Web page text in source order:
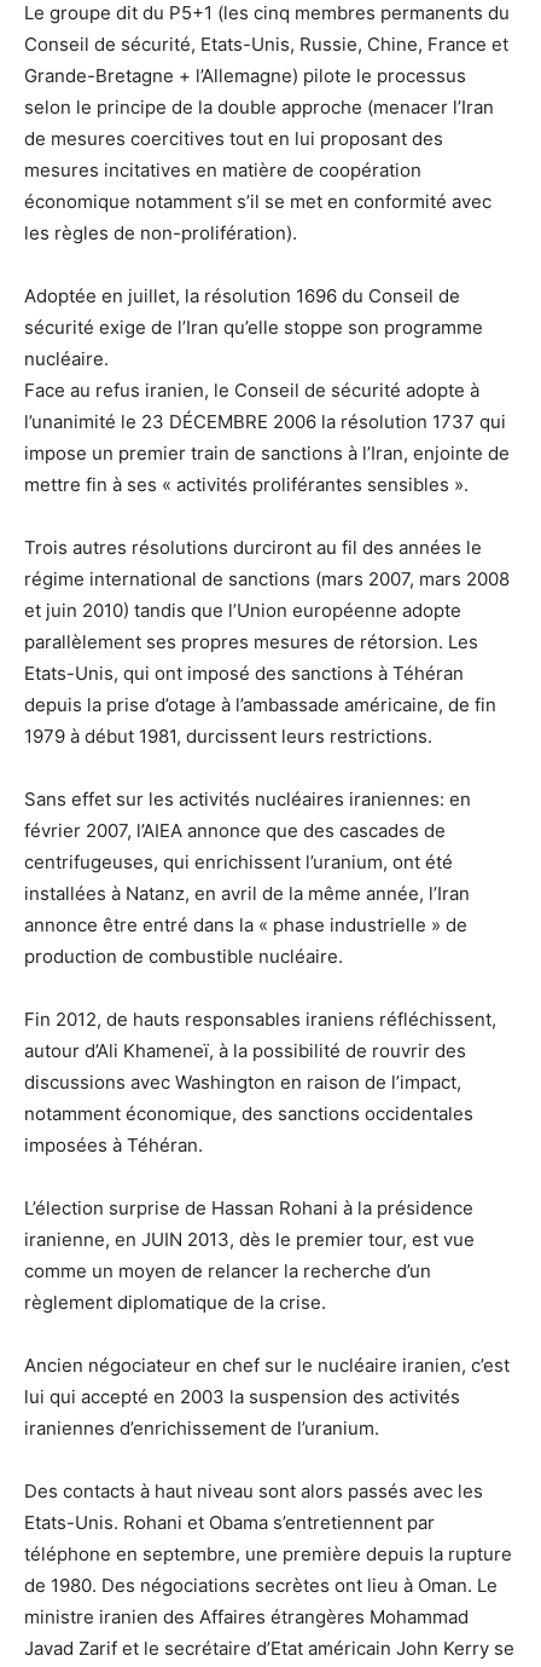
Le groupe dit du P5+1 (les cinq membres permanents du
Conseil de sécurité, Etats-Unis, Russie, Chine, France et
Grande-Bretagne + l’Allemagne) pilote le processus
selon le principe de la double approche (menacer l’Iran
de mesures coercitives tout en lui proposant des
mesures incitatives en matière de coopération
économique notamment s’il se met en conformité avec
les règles de non-prolifération).
Adoptée en juillet, la résolution 1696 du Conseil de
sécurité exige de l’Iran qu’elle stoppe son programme
nucléaire.
Face au refus iranien, le Conseil de sécurité adopte à
l’unanimité le 23 DÉCEMBRE 2006 la résolution 1737 qui
impose un premier train de sanctions à l’Iran, enjointe de
mettre fin à ses « activités proliférantes sensibles ».
Trois autres résolutions durciront au fil des années le
régime international de sanctions (mars 2007, mars 2008
et juin 2010) tandis que l’Union européenne adopte
parallèlement ses propres mesures de rétorsion. Les
Etats-Unis, qui ont imposé des sanctions à Téhéran
depuis la prise d’otage à l’ambassade américaine, de fin
1979 à début 1981, durcissent leurs restrictions.
Sans effet sur les activités nucléaires iraniennes: en
février 2007, l’AIEA annonce que des cascades de
centrifugeuses, qui enrichissent l’uranium, ont été
installées à Natanz, en avril de la même année, l’Iran
annonce être entré dans la « phase industrielle » de
production de combustible nucléaire.
Fin 2012, de hauts responsables iraniens réfléchissent,
autour d’Ali Khameneï, à la possibilité de rouvrir des
discussions avec Washington en raison de l’impact,
notamment économique, des sanctions occidentales
imposées à Téhéran.
L’élection surprise de Hassan Rohani à la présidence
iranienne, en JUIN 2013, dès le premier tour, est vue
comme un moyen de relancer la recherche d’un
règlement diplomatique de la crise.
Ancien négociateur en chef sur le nucléaire iranien, c’est
lui qui accepté en 2003 la suspension des activités
iraniennes d’enrichissement de l’uranium.
Des contacts à haut niveau sont alors passés avec les
Etats-Unis. Rohani et Obama s’entretiennent par
téléphone en septembre, une première depuis la rupture
de 1980. Des négociations secrètes ont lieu à Oman. Le
ministre iranien des Affaires étrangères Mohammad
Javad Zarif et le secrétaire d’Etat américain John Kerry se